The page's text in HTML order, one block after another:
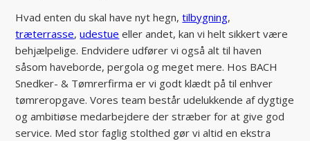
Hvad enten du skal have nyt hegn,tilbygning,
træterrasse,udestue eller andet, kan vi helt sikkert være
behjælpelige. Endvidere udfører vi også alt til haven
såsom haveborde, pergola og meget mere. Hos BACH
Snedker- & Tømrerfirma er vi godt klædt på til enhver
tømreropgave. Vores team består udelukkende af dygtige
og ambitiøse medarbejdere der stræber for at give god
service. Med stor faglig stolthed gør vi altid en ekstra